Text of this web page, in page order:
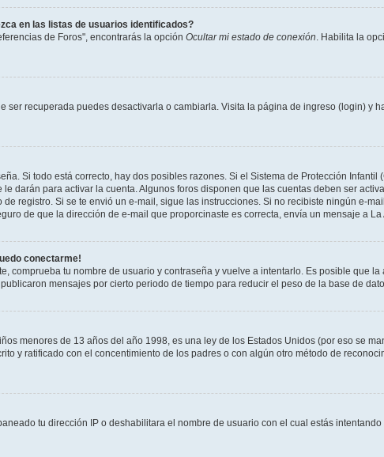
en las listas de usuarios identificados?
de Foros", encontrarás la opción Ocultar mi estado de conexión. Habilita la
ser recuperada puedes desactivarla o cambiarla. Visita la página de ingreso (login) y
Si todo está correcto, hay dos posibles razones. Si el Sistema de Protección
darán para activar la cuenta. Algunos foros disponen que las cuentas deben ser
registro. Si se te envió un e-mail, sigue las instrucciones. Si no recibiste ningún e-
de que la dirección de e-mail que proporcinaste es correcta, envía un mensaje a
conectarme!
comprueba tu nombre de usuario y contraseña y vuelve a intentarlo. Es posible que
mensajes por cierto periodo de tiempo para reducir el peso de la base de
menores de 13 años del año 1998, es una ley de los Estados Unidos (por eso se
y ratificado con el concentimiento de los padres o con algún otro método de
tu dirección IP o deshabilitara el nombre de usuario con el cual estás